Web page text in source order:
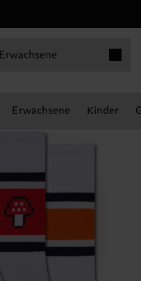
Erwachsene
Erwachsene Kinder